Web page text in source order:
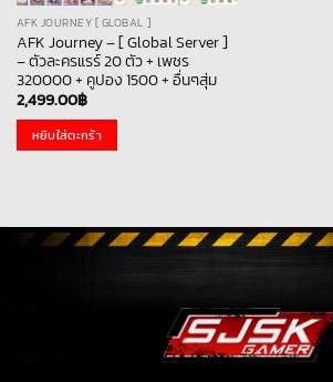
AFK JOURNEY [ GLOBAL ]
AFK Journey – [ Global Server ]
– ตัวละครแรร์ 20 ตัว + เพชร
320000 + คูปอง 1500 + อื่นๆสุ่ม
2,499.00฿
หยิบใส่ตะกร้า